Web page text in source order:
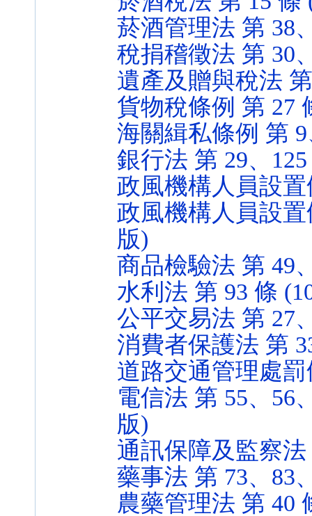
菸酒管理法 第 38
稅捐稽徵法 第 30
遺產及贈與稅法
貨物稅條例 第 27
海關緝私條例 第 9
銀行法 第 29、
政風機構人員設置
政風機構人員設置
版)
商品檢驗法 第 49
水利法 第 93 條
公平交易法 第 27
消費者保護法 第
道路交通管理處罰
電信法 第 55、56
版)
通訊保障及監察法
藥事法 第 73、83
農藥管理法 第 40